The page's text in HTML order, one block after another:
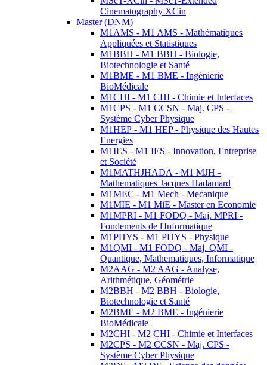
Cinematography XCin
Master (DNM)
M1AMS - M1 AMS - Mathématiques
Appliquées et Statistiques
M1BBH - M1 BBH - Biologie,
Biotechnologie et Santé
M1BME - M1 BME - Ingénierie
BioMédicale
M1CHI - M1 CHI - Chimie et Interfaces
M1CPS - M1 CCSN - Maj. CPS -
Système Cyber Physique
M1HEP - M1 HEP - Physique des Hautes
Energies
M1IES - M1 IES - Innovation, Entreprise
et Société
M1MATHJHADA - M1 MJH -
Mathematiques Jacques Hadamard
M1MEC - M1 Mech - Mecanique
M1MIE - M1 MiE - Master en Economie
M1MPRI - M1 FODQ - Maj. MPRI -
Fondements de l'Informatique
M1PHYS - M1 PHYS - Physique
M1QMI - M1 FODQ - Maj. QMI -
Quantique, Mathematiques, Informatique
M2AAG - M2 AAG - Analyse,
Arithmétique, Géométrie
M2BBH - M2 BBH - Biologie,
Biotechnologie et Santé
M2BME - M2 BME - Ingénierie
BioMédicale
M2CHI - M2 CHI - Chimie et Interfaces
M2CPS - M2 CCSN - Maj. CPS -
Système Cyber Physique